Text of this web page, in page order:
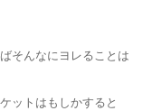
そんなにヨレることは
ットはもしかすると